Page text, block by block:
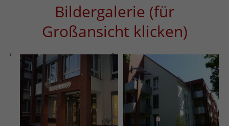
Bildergalerie (für
Großansicht klicken)